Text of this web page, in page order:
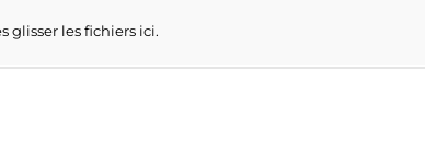
glisser les fichiers ici.